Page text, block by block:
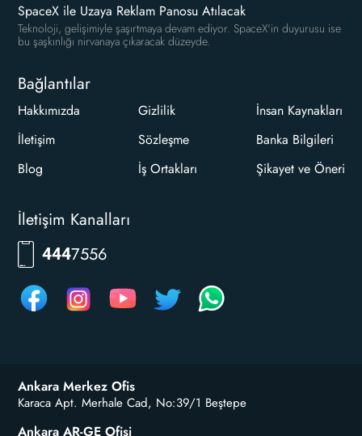
SpaceX ile Uzaya Reklam Panosu Atılacak
Teknoloji, gelişimiyle şaşırtmaya devam ediyor. SpaceX'in duyurusu ise
bu şaşkınlığı nirvanaya çıkaracak düzeyde.
Bağlantılar
Hakkımızda
İletişim
Blog
Gizlilik
Sözleşme
İş Ortakları
İnsan Kaynakları
Banka Bilgileri
Şikayet ve Öneri
İletişim Kanalları
4447556
Ankara Merkez Ofis
Karaca Apt. Merhale Cad, No:39/1 Beştepe
Ankara AR-GE Ofisi